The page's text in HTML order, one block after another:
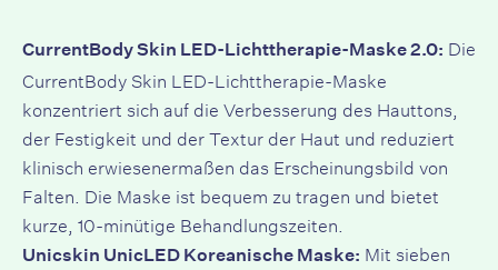
CurrentBody Skin LED-Lichttherapie-Maske 2.0: Die
CurrentBody Skin LED-Lichttherapie-Maske
konzentriert sich auf die Verbesserung des Hauttons,
der Festigkeit und der Textur der Haut und reduziert
klinisch erwiesenermaßen das Erscheinungsbild von
Falten. Die Maske ist bequem zu tragen und bietet
kurze, 10-minütige Behandlungszeiten.
Unicskin UnicLED Koreanische Maske: Mit sieben